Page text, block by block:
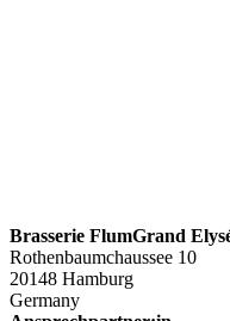
Brasserie FlumGrand
Rothenbaumchaussee 10
20148 Hamburg
Germany